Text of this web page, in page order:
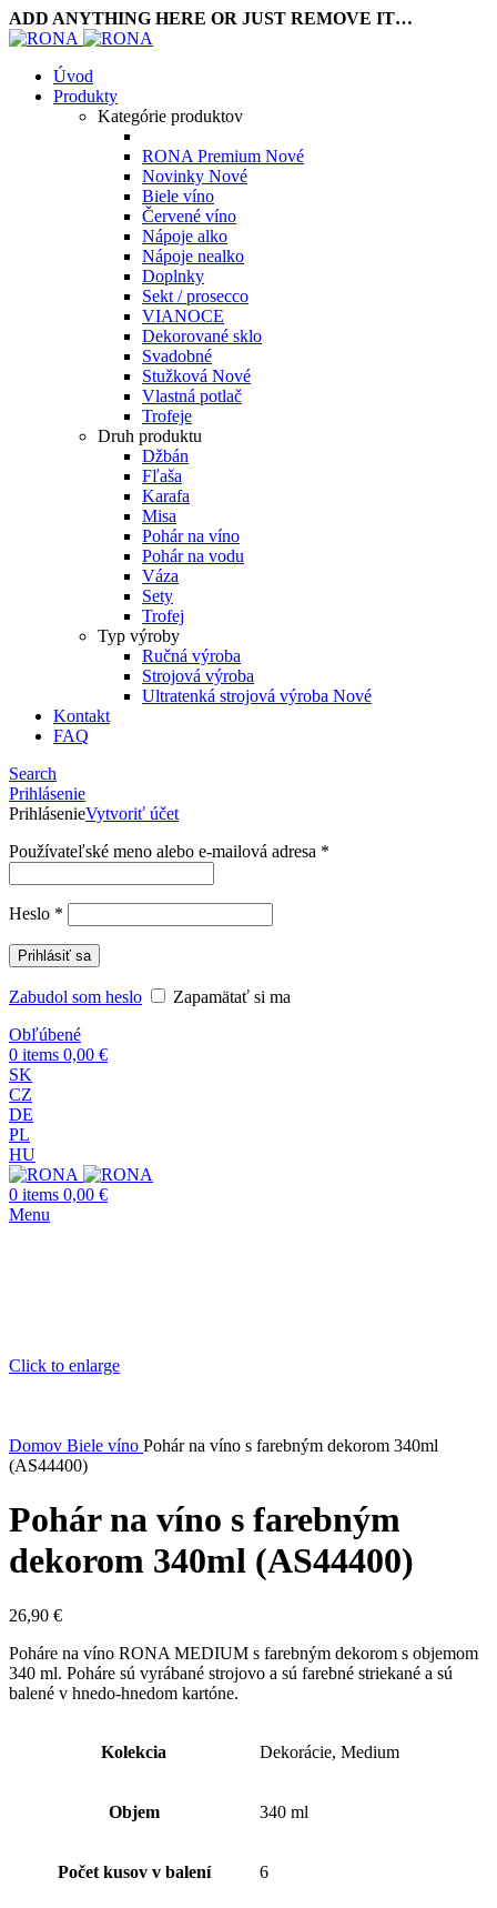
ADD ANYTHING HERE OR JUST REMOVE IT…
Úvod
Produkty
Kategórie produktov
RONA Premium Nové
Novinky Nové
Biele víno
Červené víno
Nápoje alko
Nápoje nealko
Doplnky
Sekt / prosecco
VIANOCE
Dekorované sklo
Svadobné
Stužková Nové
Vlastná potlač
Trofeje
Druh produktu
Džbán
Fľaša
Karafa
Misa
Pohár na víno
Pohár na vodu
Váza
Sety
Trofej
Typ výroby
Ručná výroba
Strojová výroba
Ultratenká strojová výroba Nové
Kontakt
FAQ
Search
Prihlásenie
PrihlásenieVytvoriť účet
Používateľské meno alebo e-mailová adresa *
Heslo *
Prihlásiť sa
Zabudol som heslo
Zapamätať si ma
Obľúbené
0 items 0,00 €
SK
CZ
DE
PL
HU
0 items 0,00 €
Menu
Click to enlarge
Domov Biele víno Pohár na víno s farebným dekorom 340ml
(AS44400)
Pohár na víno s farebným
dekorom 340ml (AS44400)
26,90 €
Poháre na víno RONA MEDIUM s farebným dekorom s objemom
340 ml. Poháre sú vyrábané strojovo a sú farebné striekané a sú
balené v hnedo-hnedom kartóne.
Kolekcia Dekorácie, Medium
Objem 340 ml
Počet kusov v balení 6